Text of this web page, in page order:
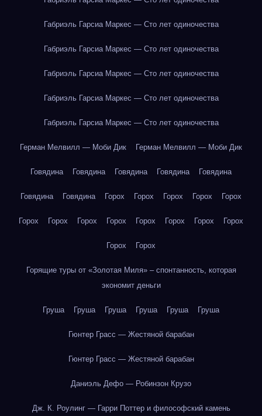
Габриэль Гарсиа Маркес — Сто лет одиночества
Габриэль Гарсиа Маркес — Сто лет одиночества
Габриэль Гарсиа Маркес — Сто лет одиночества
Габриэль Гарсиа Маркес — Сто лет одиночества
Габриэль Гарсиа Маркес — Сто лет одиночества
Герман Мелвилл — Моби Дик Герман Мелвилл — Моби Дик
Говядина Говядина Говядина Говядина Говядина
Говядина Говядина Горох Горох Горох Горох Горох
Горох Горох Горох Горох Горох Горох Горох Горох
Горох Горох
Горящие туры от «Золотая Миля» – спонтанность, которая
экономит деньги
Груша Груша Груша Груша Груша Груша
Гюнтер Грасс — Жестяной барабан
Гюнтер Грасс — Жестяной барабан
Даниэль Дефо — Робинзон Крузо
Дж. К. Роулинг — Гарри Поттер и философский камень